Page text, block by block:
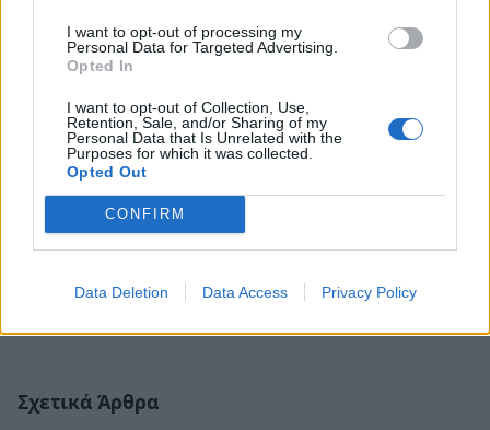
I want to opt-out of processing my
Personal Data for Targeted Advertising.
Opted In
I want to opt-out of Collection, Use,
Retention, Sale, and/or Sharing of my
Personal Data that Is Unrelated with the
Purposes for which it was collected.
Opted Out
CONFIRM
Data Deletion Data Access Privacy Policy
Σχετικά Άρθρα